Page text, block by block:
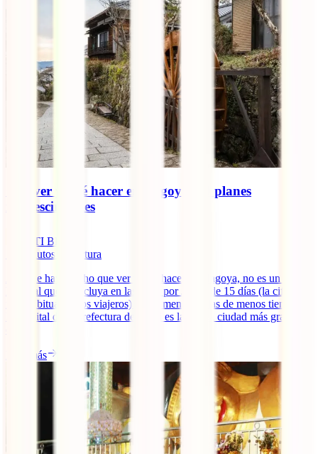
Qué ver y qué hacer en Nagoya: 10 planes
imprescindibles
IATI Blog
minutos de lectura
Aunque hay mucho que ver y que hacer en Nagoya, no es un lugar
habitual que se incluya en las rutas por Japón de 15 días (la cifra
más habitual de los viajeros) y aún menos en las de menos tiempo.
La capital de la prefectura de Aichi es la cuarta ciudad más grande
Leer más